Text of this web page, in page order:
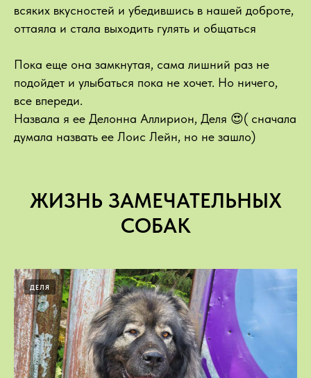
всяких вкусностей и убедившись в нашей доброте,
оттаяла и стала выходить гулять и общаться
Пока еще она замкнутая, сама лишний раз не
подойдет и улыбаться пока не хочет. Но ничего,
все впереди.
Назвала я ее Делонна Аллирион, Деля 😍( сначала
думала назвать ее Лоис Лейн, но не зашло)
ЖИЗНЬ ЗАМЕЧАТЕЛЬНЫХ
СОБАК
ДЕЛЯ